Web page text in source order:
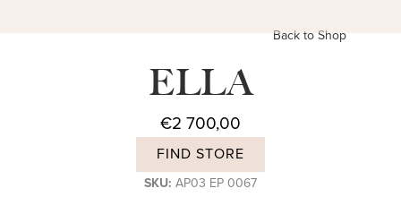
Back to Shop
ELLA
€2 700,00
FIND STORE
SKU: AP03 EP 0067